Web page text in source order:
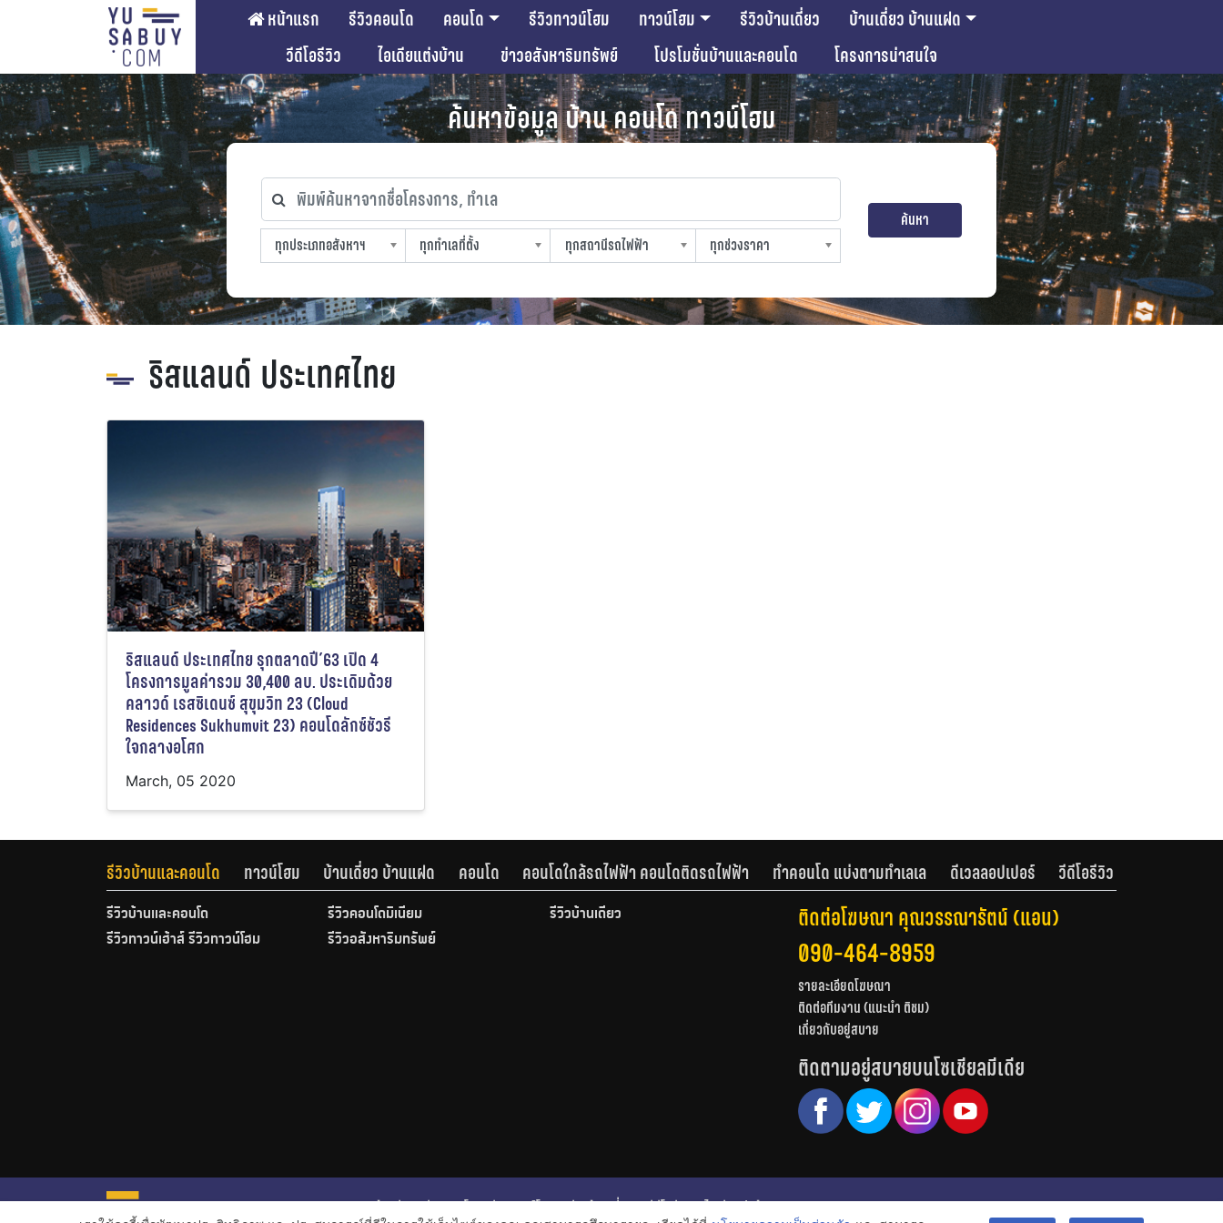
หน้าแรก รีวิวคอนโด คอนโด รีวิวทาวน์โฮม ทาวน์โฮม รีวิวบ้านเดี่ยว
บ้านเดี่ยว บ้านแฝด
วีดีโอรีวิว
ไอเดียแต่งบ้าน ข่าวอสังหาริมทรัพย์ โปรโมชั่นบ้านและคอนโด โครงการน่าสนใจ
ค้นหาข้อมูล บ้าน คอนโด ทาวน์โฮม
พิมพ์ค้นหาจากชื่อโครงการ, ทำเล
ทุกประเภทอสังหาฯ
ทุกประเภทอสังหาฯ
ทุกทำเลที่ตั้ง
ทุกทำเลที่ตั้ง
ทุกสถานีรถไฟฟ้า
ทุกสถานีรถไฟฟ้า
ทุกช่วงราคา
ทุกช่วงราคา
ค้นหา
ริสแลนด์ ประเทศไทย
ริสแลนด์ ประเทศไทย รุกตลาดปี’63 เปิด 4
โครงการมูลค่ารวม 30,400 ลบ. ประเดิมด้วย
คลาวด์ เรสซิเดนซ์ สุขุมวิท 23 (Cloud
Residences Sukhumvit 23) คอนโดลักซ์ชัวรี
ใจกลางอโศก
March, 05 2020
รีวิวบ้านและคอนโด ทาวน์โฮม บ้านเดี่ยว บ้านแฝด คอนโด คอนโดใกล้รถไฟฟ้า คอนโดติดรถไฟฟ้า ทำคอนโด แบ่งตามทำเลเล ดีเวลลอปเปอร์ วีดีโอรีวิว
รีวิวบ้านและคอนโด รีวิวคอนโดมิเนียม
รีวิวบ้านเดี่ยว
รีวิวทาวน์เฮ้าส์ รีวิวทาวน์โฮม
รีวิวอสังหาริมทรัพย์
ติดต่อโฆษณา คุณวรรณารัตน์ (แอน)
090-464-8959
รายละเอียดโฆษณา
ติดต่อทีมงาน (แนะนำ ติชม)
เกี่ยวกับอยู่สบาย
ติดตามอยู่สบายบนโซเชียลมีเดีย
หน้าหลัก รีวิวคอนโด รีวิวทาวน์โฮม รีวิวบ้านเดี่ยว วีดีโอรีวิว ไอเดียแต่งบ้าน